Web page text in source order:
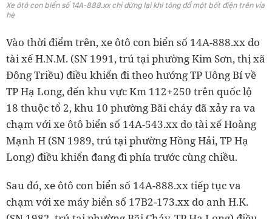
Xe ôtô con biển số 14A-888.xx chỉ dừng lại khi tông đổ một bốt điện trên vỉa
hè
Vào thời điểm trên, xe ôtô con biển số 14A-888.xx do
tài xếH.N.M. (SN 1991, trú tại phường Kim Sơn, thị xã
Đông Triều) điều khiển đi theo hướng TP Uông Bí về
TP Hạ Long, đến khu vực Km 112+250 trên quốc lộ
18 thuộc tổ 2, khu 10 phường Bãi cháy đã xảy ra va
chạm với xe ôtô biển số 14A-543.xx do tài xế Hoàng
Mạnh H (SN 1989, trú tại phường Hồng Hải, TP Hạ
Long) điều khiển đang đi phía trước cùng chiều.
Sau đó, xe ôtô con biển số 14A-888.xx tiếp tục va
chạm với xe máy biển số 17B2-173.xx do anh H.K.